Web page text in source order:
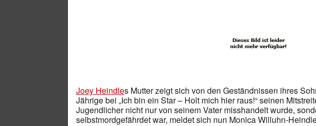
Joey Heindles Mutter zeigt sich von den Geständnissen ihres
Jährige bei „Ich bin ein Star – Holt mich hier raus!“ seinen
Jugendlicher nicht nur von seinem Vater misshandelt wurde,
selbstmordgefährdet war, meldet sich nun Monica Willuhn-